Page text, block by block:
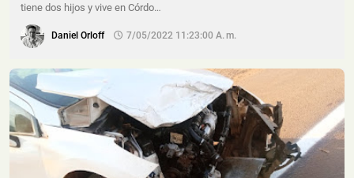
tiene dos hijos y vive en Córdo…
Daniel Orloff 7/05/2022 11:23:00 A. M.